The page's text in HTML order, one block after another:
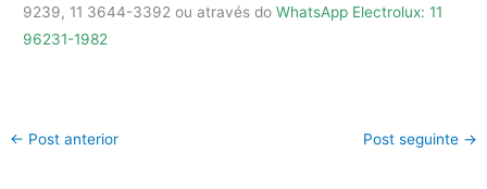
9239, 11 3644-3392 ou através doWhatsApp Electrolux: 11
96231-1982
← Post anterior Post seguinte →